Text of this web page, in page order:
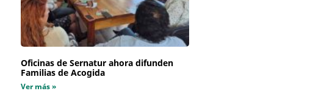
Oficinas de Sernatur ahora difunden
Familias de Acogida
Ver más »